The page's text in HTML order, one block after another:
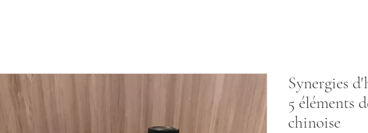
Synergies
5 éléments
chinoise